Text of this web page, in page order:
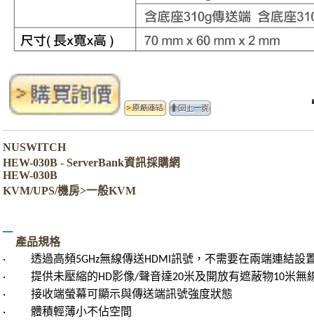
NUSWITCH
HEW-030B - ServerBank資訊採購網
HEW-030B
KVM/UPS/機房>一般KVM
產品規格
· 透過高頻5GHz無線傳送HDMI 訊號，不需要在兩端連結設
·
提供未壓縮的HD影像/聲音達20米及開放有遮蔽物10米無
·
接收端螢幕可顯示與傳送端訊號強度狀態
·
體積輕薄小不佔空間